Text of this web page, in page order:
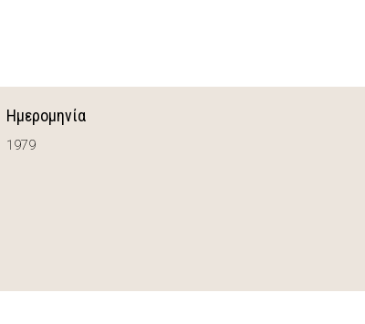
Ημερομηνία
1979